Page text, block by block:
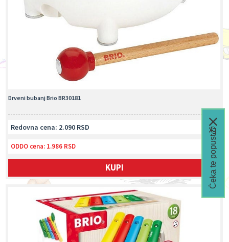
Drveni bubanj Brio BR30181
Redovna cena: 2.090 RSD
ODDO cena: 1.986 RSD
KUPI Čeka te popust🎁